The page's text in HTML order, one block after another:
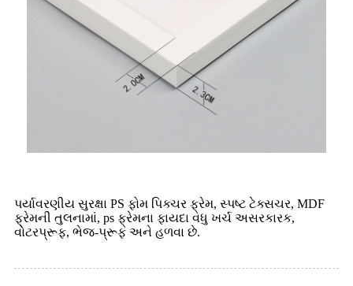
પર્યાવરણીય સુરક્ષા PS ફોમ પિક્ચર ફ્રેમ, સ્પષ્ટ ટેક્સચર, MDF
ફ્રેમની તુલનામાં, ps ફ્રેમના ફાયદા વધુ ખર્ચ અસરકારક,
વોટરપ્રૂફ, ભેજ-પ્રૂફ અને હળવા છે.